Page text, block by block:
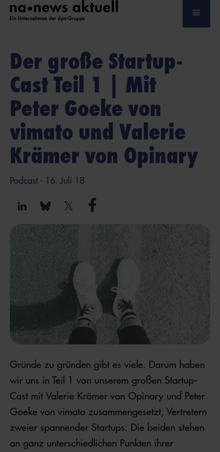
Der große Startup-
Cast Teil 1 | Mit
Peter Goeke von
vimato und Valerie
Krämer von Opinary
Podcast- 16. Juli 18
Gründe zu gründen gibt es viele. Darum haben
wir uns in Teil 1 von unserem großen Startup-
Cast mit Valerie Krämer von Opinary und Peter
Goeke von vimato zusammengesetzt, Vertretern
zweier spannender Startups. Die beiden stehen
an ganz unterschiedlichen Punkten ihrer